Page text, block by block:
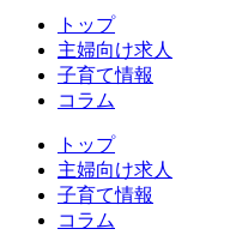
トップ
主婦向け求人
子育て情報
コラム
トップ
主婦向け求人
子育て情報
コラム